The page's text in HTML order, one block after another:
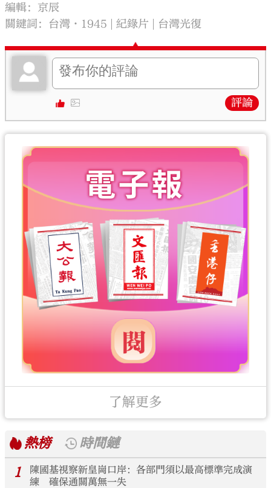
編輯：京辰
關鍵詞： 台灣·1945 紀錄片 台灣光復
評論
了解更多
熱榜
時間鏈
1
陳國基視察新皇崗口岸：各部門須以最高標準完成演
練 確保通關萬無一失